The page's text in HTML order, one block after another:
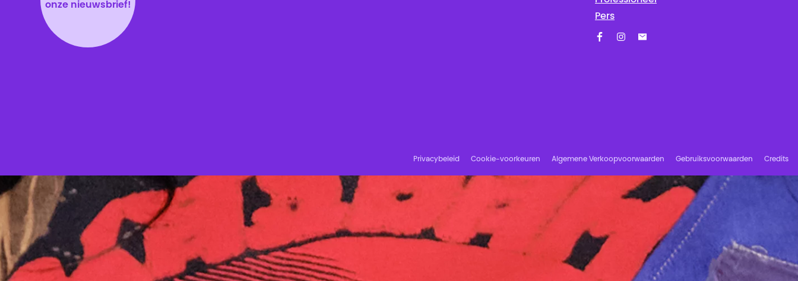
onze nieuwsbrief!
Pers
Privacybeleid Cookie-voorkeuren Algemene Verkoopvoorwaarden Gebruiksvoorwaarden Credits